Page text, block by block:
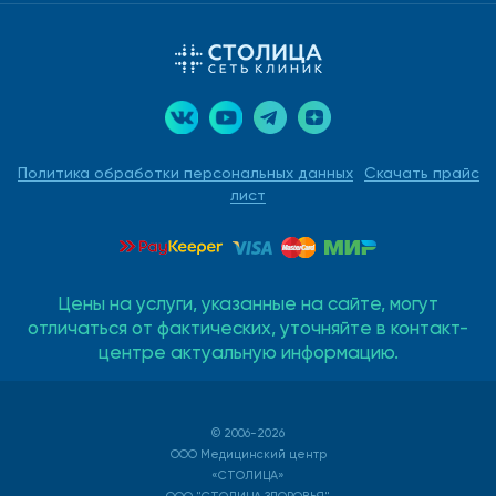
Политика обработки персональных данных
Скачать прайс
лист
Цены на услуги, указанные на сайте, могут
отличаться от фактических, уточняйте в контакт-
центре актуальную информацию.
© 2006-2026
ООО Медицинский центр
«СТОЛИЦА»